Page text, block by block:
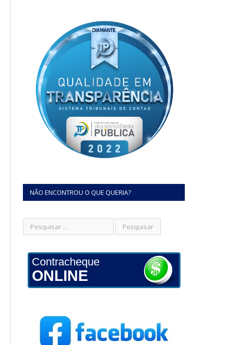
NÃO ENCONTROU O QUE QUERIA?
Contracheque
ONLINE